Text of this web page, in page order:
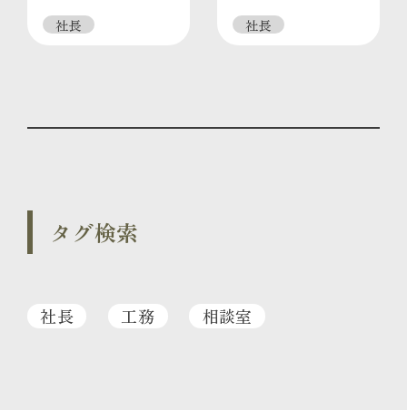
社長 社長
タグ検索
社長 工務 相談室